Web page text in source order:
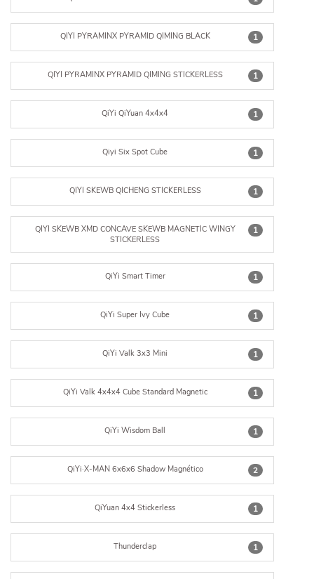
1
QIYI PYRAMINX PYRAMID QIMING BLACK
1
QIYI PYRAMINX PYRAMID QIMING STICKERLESS
1
QiYi QiYuan 4x4x4
1
Qiyi Six Spot Cube
1
QIYI SKEWB QICHENG STICKERLESS
1
QIYI SKEWB XMD CONCAVE SKEWB MAGNETIC WINGY
STICKERLESS
1
QiYi Smart Timer
1
QiYi Super Ivy Cube
1
QiYi Valk 3x3 Mini
1
QiYi Valk 4x4x4 Cube Standard Magnetic
1
QiYi Wisdom Ball
2
QiYi·X-MAN 6x6x6 Shadow Magnético
1
QiYuan 4x4 Stickerless
1
Thunderclap